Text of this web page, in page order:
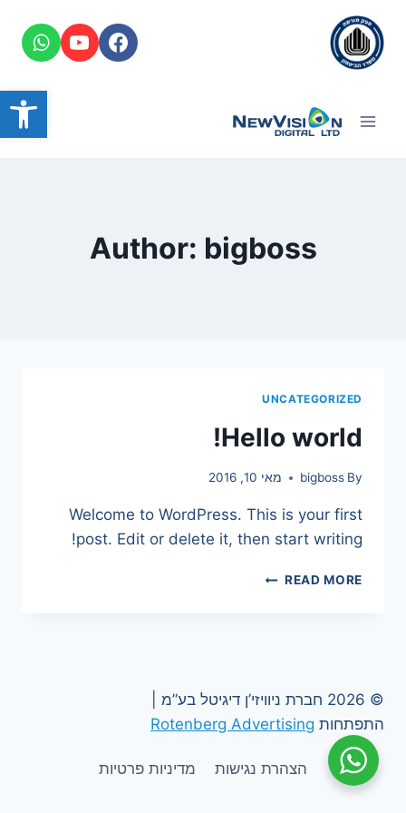
פתח
content
Author: bigboss
UNCATEGORIZED
Hello world!
By
bigboss מאי 10, 2016
Welcome to WordPress. This is your first
post. Edit or delete it, then start writing!
READ MORE
HELLO
© 2026 חברת ניוויזי’ן דיגיטל בע”מ |
התפתחות Rotenberg Advertising
הצהרת נגישות מדיניות פרטיות